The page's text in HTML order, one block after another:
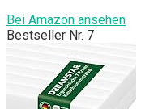
Bei Amazon ansehen
Bestseller Nr. 7